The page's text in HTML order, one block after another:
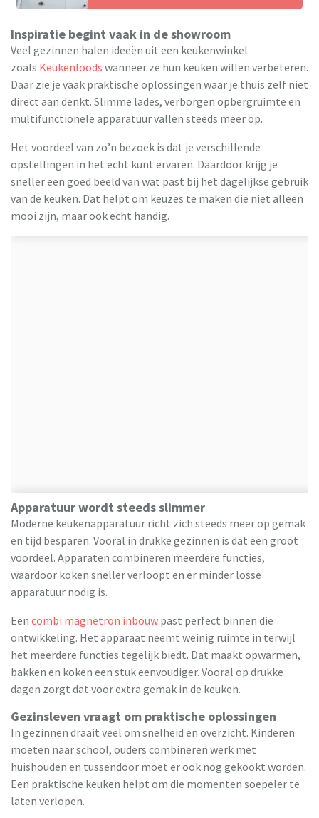
Inspiratie begint vaak in de showroom
Veel gezinnen halen ideeën uit een keukenwinkel
zoals Keukenloods wanneer ze hun keuken willen verbeteren.
Daar zie je vaak praktische oplossingen waar je thuis zelf niet
direct aan denkt. Slimme lades, verborgen opbergruimte en
multifunctionele apparatuur vallen steeds meer op.
Het voordeel van zo’n bezoek is dat je verschillende
opstellingen in het echt kunt ervaren. Daardoor krijg je
sneller een goed beeld van wat past bij het dagelijkse gebruik
van de keuken. Dat helpt om keuzes te maken die niet alleen
mooi zijn, maar ook echt handig.
Apparatuur wordt steeds slimmer
Moderne keukenapparatuur richt zich steeds meer op gemak
en tijd besparen. Vooral in drukke gezinnen is dat een groot
voordeel. Apparaten combineren meerdere functies,
waardoor koken sneller verloopt en er minder losse
apparatuur nodig is.
Een combi magnetron inbouw past perfect binnen die
ontwikkeling. Het apparaat neemt weinig ruimte in terwijl
het meerdere functies tegelijk biedt. Dat maakt opwarmen,
bakken en koken een stuk eenvoudiger. Vooral op drukke
dagen zorgt dat voor extra gemak in de keuken.
Gezinsleven vraagt om praktische oplossingen
In gezinnen draait veel om snelheid en overzicht. Kinderen
moeten naar school, ouders combineren werk met
huishouden en tussendoor moet er ook nog gekookt worden.
Een praktische keuken helpt om die momenten soepeler te
laten verlopen.